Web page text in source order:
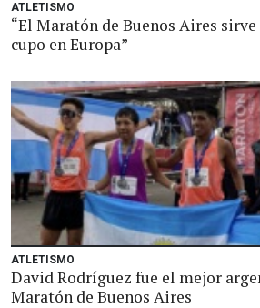
ATLETISMO
“El Maratón de Buenos Aires
cupo en Europa”
ATLETISMO
David Rodríguez fue el mejor
Maratón de Buenos Aires